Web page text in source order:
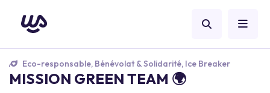
Eco-responsable, Bénévolat & Solidarité, Ice Breaker
MISSION GREEN TEAM 🌍